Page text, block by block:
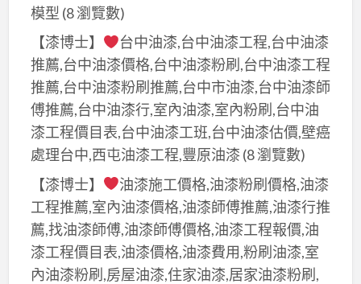
模型 (8 瀏覽數)
【漆博士】
台中油漆,台中油漆工程,台中油漆
推薦,台中油漆價格,台中油漆粉刷,台中油漆工程
推薦,台中油漆粉刷推薦,台中市油漆,台中油漆師
傅推薦,台中油漆行,室內油漆,室內粉刷,台中油
漆工程價目表,台中油漆工班,台中油漆估價,壁癌
處理台中,西屯油漆工程,豐原油漆(8 瀏覽數)
【漆博士】
油漆施工價格,油漆粉刷價格,油漆
工程推薦,室內油漆價格,油漆師傅推薦,油漆行推
薦,找油漆師傅,油漆師傅價格,油漆工程報價,油
漆工程價目表,油漆價格,油漆費用,粉刷油漆,室
內油漆粉刷,房屋油漆,住家油漆,居家油漆粉刷,